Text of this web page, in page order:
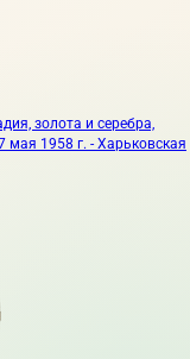
золота и серебра,
1958 г. - Харьковская